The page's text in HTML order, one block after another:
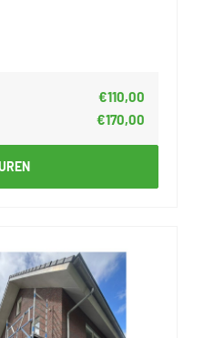
€110,00
€170,00